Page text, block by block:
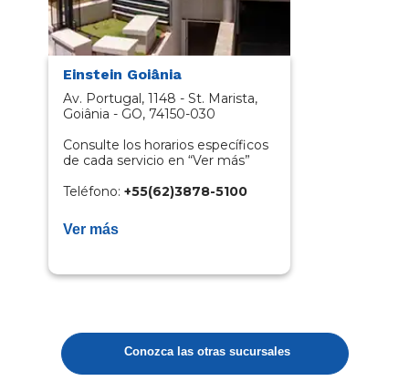
Einstein Goiânia
Av. Portugal, 1148 - St. Marista,
Goiânia - GO, 74150-030​​
Consulte los horarios específicos
de cada servicio en “Ver más”
Teléfono: +55(62)3878-5100
Ver más
Conozca las otras sucursales